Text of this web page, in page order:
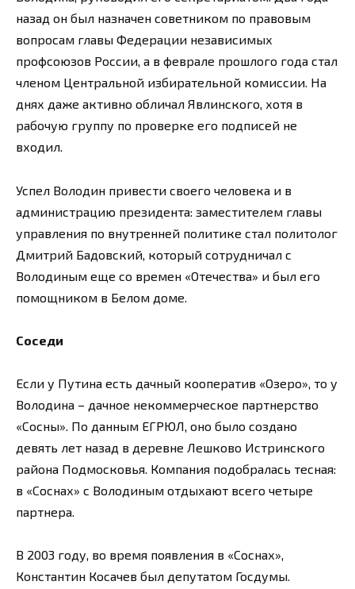
назад он был назначен советником по правовым
вопросам главы Федерации независимых
профсоюзов России, а в феврале прошлого года стал
членом Центральной избирательной комиссии. На
днях даже активно обличал Явлинского, хотя в
рабочую группу по проверке его подписей не
входил.
Успел Володин привести своего человека и в
администрацию президента: заместителем главы
управления по внутренней политике стал политолог
Дмитрий Бадовский, который сотрудничал с
Володиным еще со времен «Отечества» и был его
помощником в Белом доме.
Соседи
Если у Путина есть дачный кооператив «Озеро», то у
Володина – дачное некоммерческое партнерство
«Сосны». По данным ЕГРЮЛ, оно было создано
девять лет назад в деревне Лешково Истринского
района Подмосковья. Компания подобралась тесная:
в «Соснах» с Володиным отдыхают всего четыре
партнера.
В 2003 году, во время появления в «Соснах»,
Константин Косачев был депутатом Госдумы.